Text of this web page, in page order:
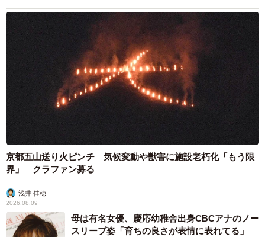
京都五山送り火ピンチ 気候変動や獣害に施設老朽化「もう限
界」 クラファン募る
浅井 佳穂
2026.08.09
母は有名女優、慶応幼稚舎出身CBCアナのノー
スリーブ姿「育ちの良さが表情に表れてる」